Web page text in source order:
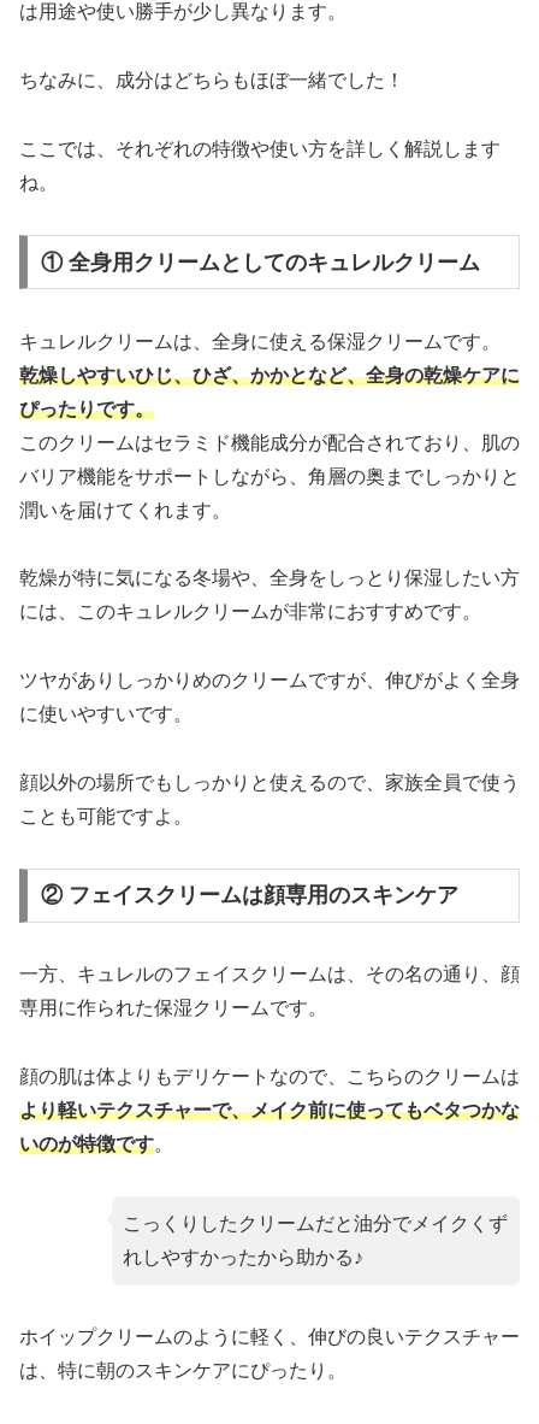
は用途や使い勝手が少し異なります。
ちなみに、成分はどちらもほぼ一緒でした！
ここでは、それぞれの特徴や使い方を詳しく解説します
ね。
① 全身用クリームとしてのキュレルクリーム
キュレルクリームは、全身に使える保湿クリームです。
乾燥しやすいひじ、ひざ、かかとなど、全身の乾燥ケアに
ぴったりです。
このクリームはセラミド機能成分が配合されており、肌の
バリア機能をサポートしながら、角層の奥までしっかりと
潤いを届けてくれます。
乾燥が特に気になる冬場や、全身をしっとり保湿したい方
には、このキュレルクリームが非常におすすめです。
ツヤがありしっかりめのクリームですが、伸びがよく全身
に使いやすいです。
顔以外の場所でもしっかりと使えるので、家族全員で使う
ことも可能ですよ。
② フェイスクリームは顔専用のスキンケア
一方、キュレルのフェイスクリームは、その名の通り、顔
専用に作られた保湿クリームです。
顔の肌は体よりもデリケートなので、こちらのクリームは
より軽いテクスチャーで、メイク前に使ってもベタつかな
いのが特徴です。
こっくりしたクリームだと油分でメイクくず
れしやすかったから助かる♪
ホイップクリームのように軽く、伸びの良いテクスチャー
は、特に朝のスキンケアにぴったり。